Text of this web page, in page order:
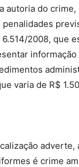
autoria do
penalidades
2008, que
informação
varia de R$
adverte,
é crime